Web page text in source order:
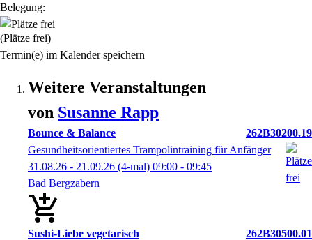
Belegung:
(Plätze frei)
Termin(e) im Kalender speichern
Weitere Veranstaltungen
von Susanne Rapp
Bounce & Balance
262B30200.19
Gesundheitsorientiertes Trampolintraining für Anfänger
31.08.26 - 21.09.26 (4-mal) 09:00 - 09:45
Bad Bergzabern
Sushi-Liebe vegetarisch
262B30500.01